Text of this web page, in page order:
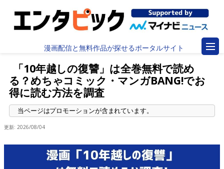
漫画配信と無料作品が探せるポータルサイト
「10年越しの復讐」は全巻無料で読め
る？めちゃコミック・マンガBANG!でお
得に読む方法を調査
更新: 2026/08/04